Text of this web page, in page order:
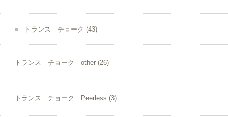
トランス チョーク (43)
トランス チョーク other (26)
トランス チョーク Peerless (3)